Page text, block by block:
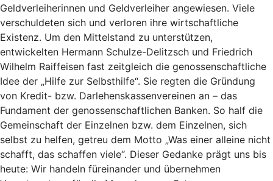
Geldverleiherinnen und Geldverleiher angewiesen. Viele
verschuldeten sich und verloren ihre wirtschaftliche
Existenz. Um den Mittelstand zu unterstützen,
entwickelten Hermann Schulze-Delitzsch und Friedrich
Wilhelm Raiffeisen fast zeitgleich die genossenschaftliche
Idee der „Hilfe zur Selbsthilfe“. Sie regten die Gründung
von Kredit- bzw. Darlehenskassenvereinen an – das
Fundament der genossenschaftlichen Banken. So half die
Gemeinschaft der Einzelnen bzw. dem Einzelnen, sich
selbst zu helfen, getreu dem Motto „Was einer alleine nicht
schafft, das schaffen viele“. Dieser Gedanke prägt uns bis
heute: Wir handeln füreinander und übernehmen